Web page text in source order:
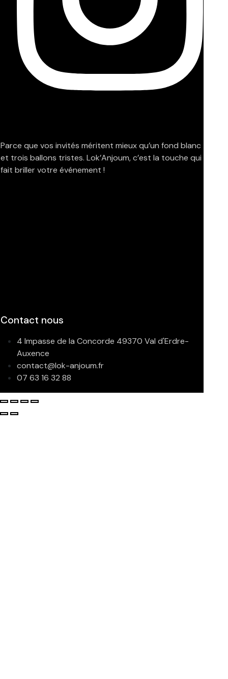
Parce que vos invités méritent mieux qu’un fond blanc
et trois ballons tristes. Lok’Anjoum, c’est la touche qui
fait briller votre événement !
Contact nous
4 Impasse de la Concorde 49370 Val d'Erdre-
Auxence
contact@lok-anjoum.fr
07 63 16 32 88